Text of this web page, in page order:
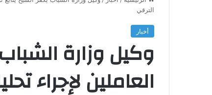
الترقي
أخبار
وكيل وزارة
العاملين لإجراء